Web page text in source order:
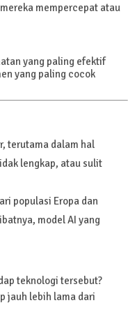
mempercepat atau
yang paling efektif
yang paling cocok
terutama dalam hal
lengkap, atau sulit
populasi Eropa dan
model AI yang
teknologi tersebut?
jauh lebih lama dari